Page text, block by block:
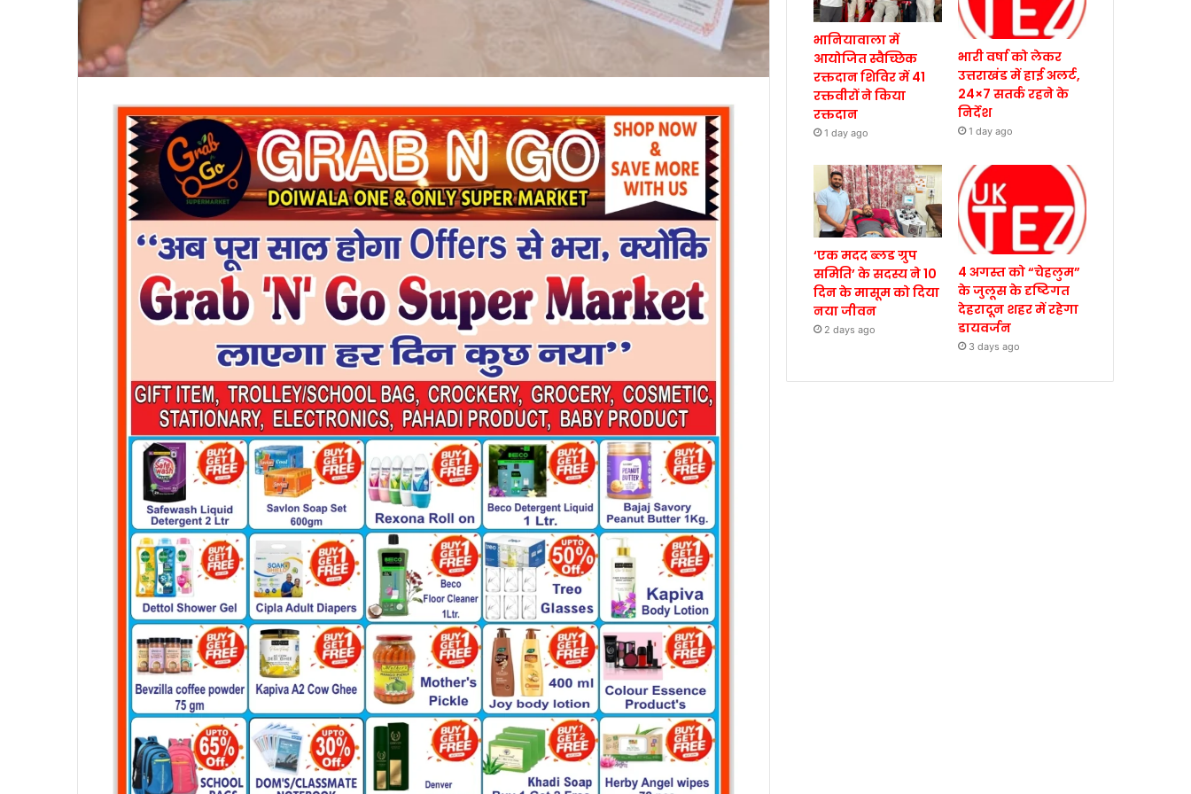
भानियावाला में
आयोजित स्वैच्छिक
रक्तदान शिविर में 41
रक्तवीरों ने किया
रक्तदान
1 day ago
भारी वर्षा को लेकर
उत्तराखंड में हाई अलर्ट,
24×7 सतर्क रहने के
निर्देश
1 day ago
‘एक मदद ब्लड ग्रुप
समिति’ के सदस्य ने 10
दिन के मासूम को दिया
नया जीवन
2 days ago
4 अगस्त को “चेहलुम”
के जुलूस के दृष्टिगत
देहरादून शहर में रहेगा
डायवर्जन
3 days ago